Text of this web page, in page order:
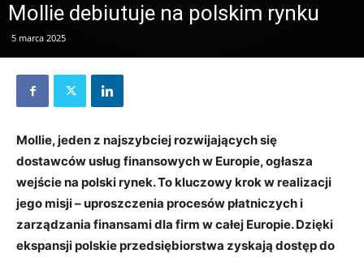
Mollie debiutuje na polskim rynku
5 marca 2025
Mollie, jeden z najszybciej rozwijających się
dostawców usług finansowych w Europie, ogłasza
wejście na polski rynek. To kluczowy krok w realizacji
jego misji – uproszczenia procesów płatniczych i
zarządzania finansami dla firm w całej Europie. Dzięki
ekspansji polskie przedsiębiorstwa zyskają dostęp do